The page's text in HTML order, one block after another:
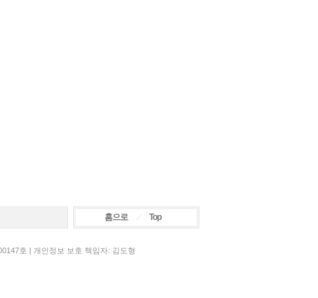
홈으로 Top
호 | 개인정보 보호 책임자: 김도형